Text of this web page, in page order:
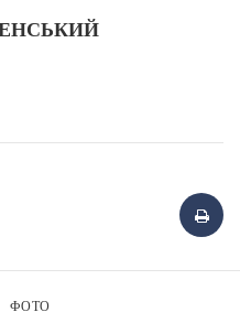
ФОТО